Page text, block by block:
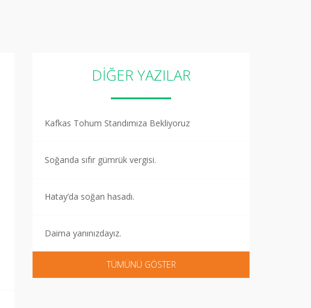
DİĞER YAZILAR
Kafkas Tohum Standımıza Bekliyoruz
Soğanda sıfır gümrük vergisi.
Hatay’da soğan hasadı.
Daima yanınızdayız.
TÜMÜNÜ GÖSTER